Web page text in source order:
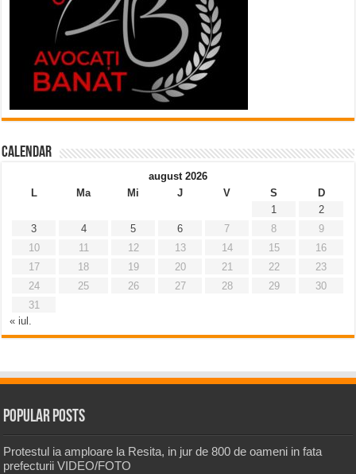
Calendar
august 2026
L
Ma Mi J V S
D
1
2
3
4 5 6 7 8
9
10
11 12 13 14 15
16
17
18 19 20 21 22
23
24
25 26 27 28 29
30
31
« iul.
Popular Posts
Protestul ia amploare la Resita, in jur de 800 de oameni in fata
prefecturii VIDEO/FOTO